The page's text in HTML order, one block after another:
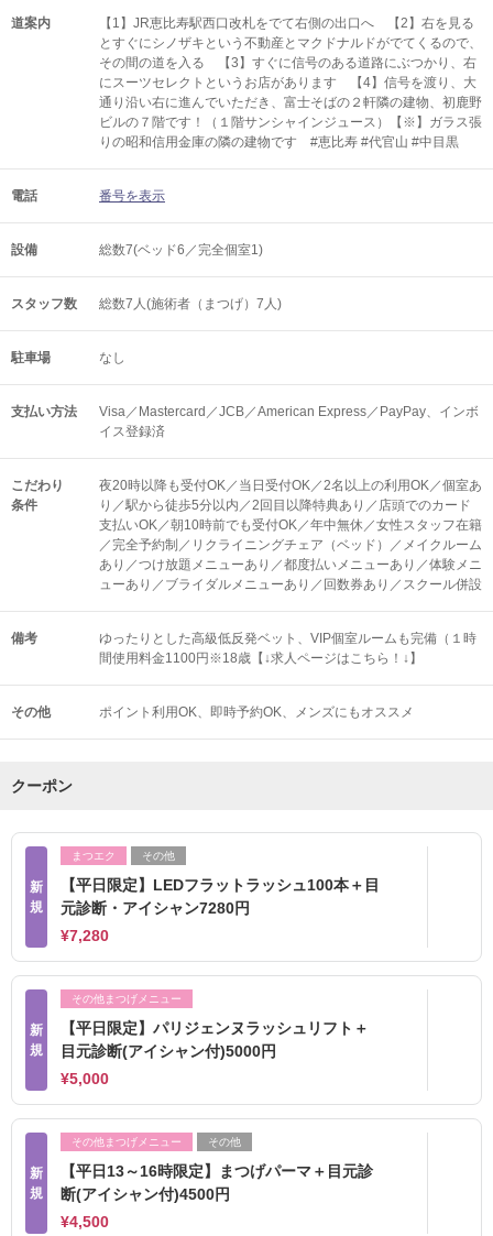
道案内
【1】JR恵比寿駅西口改札をでて右側の出口へ 【2】右を見る
とすぐにシノザキという不動産とマクドナルドがでてくるので、
その間の道を入る 【3】すぐに信号のある道路にぶつかり、右
にスーツセレクトというお店があります 【4】信号を渡り、大
通り沿い右に進んでいただき、富士そばの２軒隣の建物、初鹿野
ビルの７階です！（１階サンシャインジュース）【※】ガラス張
りの昭和信用金庫の隣の建物です #恵比寿 #代官山 #中目黒
電話 番号を表示
設備 総数7(ベッド6／完全個室1)
スタッフ数 総数7人(施術者（まつげ）7人)
駐車場 なし
支払い方法
Visa／Mastercard／JCB／American Express／PayPay、インボ
イス登録済
こだわり
条件
夜20時以降も受付OK／当日受付OK／2名以上の利用OK／個室あ
り／駅から徒歩5分以内／2回目以降特典あり／店頭でのカード
支払いOK／朝10時前でも受付OK／年中無休／女性スタッフ在籍
／完全予約制／リクライニングチェア（ベッド）／メイクルーム
あり／つけ放題メニューあり／都度払いメニューあり／体験メニ
ューあり／ブライダルメニューあり／回数券あり／スクール併設
備考
ゆったりとした高級低反発ベット、VIP個室ルームも完備（１時
間使用料金1100円※18歳【↓求人ページはこちら！↓】
その他 ポイント利用OK 即時予約OK メンズにもオススメ
クーポン
新
規
まつエク その他
【平日限定】LEDフラットラッシュ100本＋目
元診断・アイシャン7280円
¥7,280
新
規
その他まつげメニュー
【平日限定】パリジェンヌラッシュリフト＋
目元診断(アイシャン付)5000円
¥5,000
新
規
その他まつげメニュー その他
【平日13～16時限定】まつげパーマ＋目元診
断(アイシャン付)4500円
¥4,500